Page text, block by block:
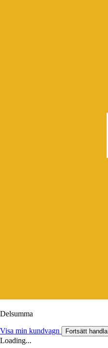
Delsumma
Visa min kundvagn Fortsätt handla
Loading...